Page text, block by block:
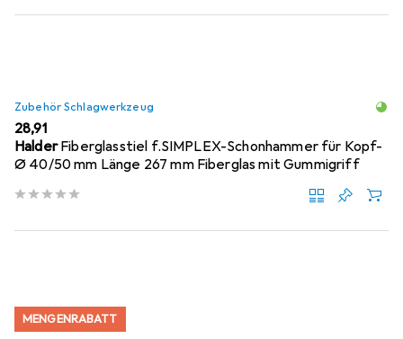
Zubehör Schlagwerkzeug
EUR
28,91
Halder Fiberglasstiel f.SIMPLEX-Schonhammer für Kopf-
Ø 40/50 mm Länge 267 mm Fiberglas mit Gummigriff
MENGENRABATT